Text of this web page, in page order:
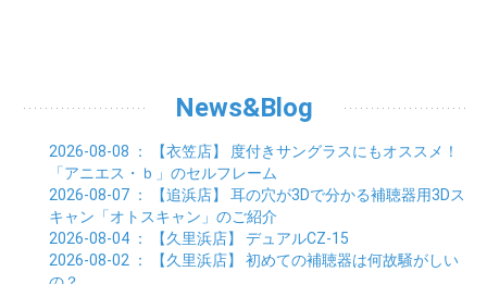
01月 (8)
02月 (6)
01月 (6)
03月 (7)
02月 (8)
01月 (8)
06月 (4)
News&Blog
2026-08-08 ： 【衣笠店】
度付きサングラスにもオススメ！
「アニエス・ｂ」のセルフレーム
2026-08-07 ： 【追浜店】 耳の穴が3Dで分かる補聴器用3Dス
キャン「オトスキャン」のご紹介
2026-08-04 ： 【久里浜店】 デュアルCZ-15
2026-08-02 ： 【久里浜店】 初めての補聴器は何故騒がしい